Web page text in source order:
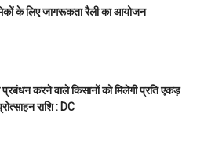
के लिए जागरूकता रैली का आयोजन
करने वाले किसानों को मिलेगी प्रति एकड़
राशि : DC